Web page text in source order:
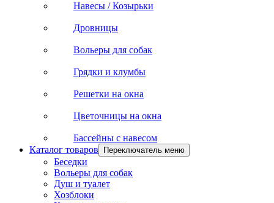
Навесы / Козырьки
Дровницы
Вольеры для собак
Грядки и клумбы
Решетки на окна
Цветочницы на окна
Бассейны с навесом
Каталог товаров
Переключатель меню
Беседки
Вольеры для собак
Душ и туалет
Хозблоки